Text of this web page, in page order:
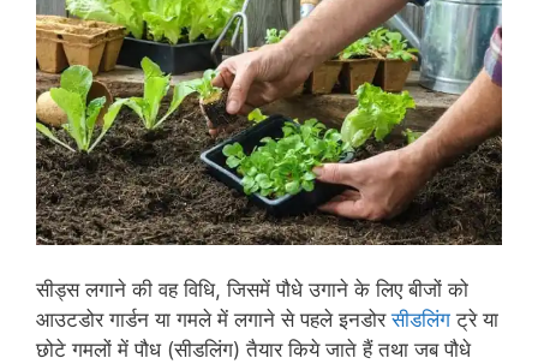
सीड्स लगाने की वह विधि, जिसमें पौधे उगाने के लिए बीजों को
आउटडोर गार्डन या गमले में लगाने से पहले इनडोरसीडलिंग ट्रे या
छोटे गमलों में पौध (सीडलिंग) तैयार किये जाते हैं तथा जब पौधे